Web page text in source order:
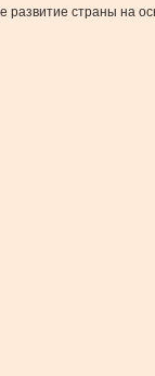
развитие страны на